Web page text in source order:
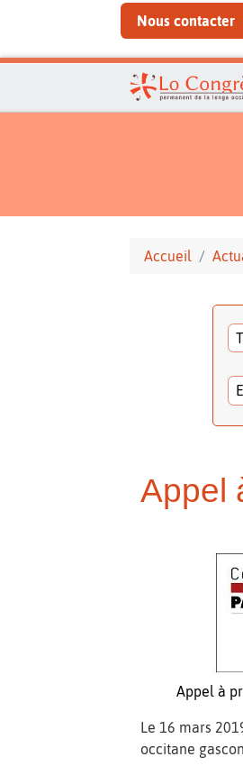
Nous contacter
Accueil
Appel
Appel à
Le 16 mars
occitane